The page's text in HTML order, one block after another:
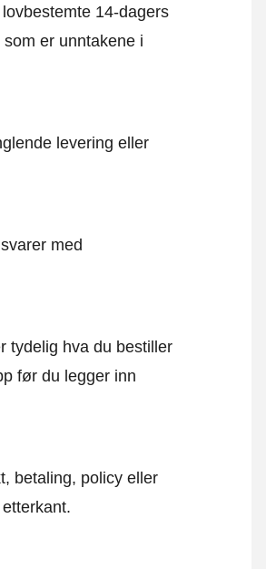
14-dagers
er unntakene i
levering eller
med
tydelig hva du bestiller
før du legger inn
betaling, policy eller